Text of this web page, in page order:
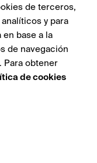
de terceros,
y para
base a la
de navegación
Para obtener
de cookies